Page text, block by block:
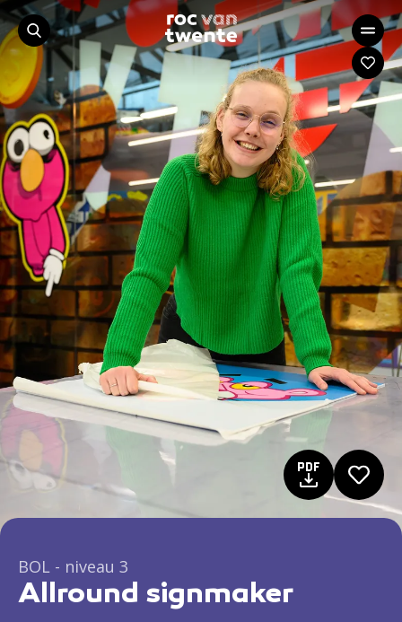
BOL - niveau 3
Allround signmaker